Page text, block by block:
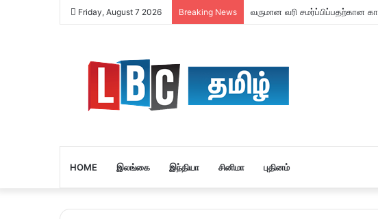
Friday, August 7 2026 Breaking News வருமான வரி சமர்ப்பிப்பதற்கான
HOME இலங்கை இந்தியா சினிமா புதினம்